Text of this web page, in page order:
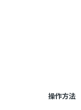
操作方法